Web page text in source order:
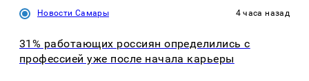
Новости Самары 4 часа назад
31% работающих россиян определились с
профессией уже после начала карьеры